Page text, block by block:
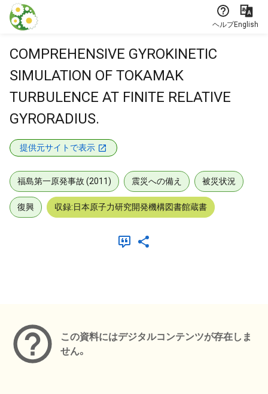
本文に飛ぶ
ヘルプEnglish
COMPREHENSIVE GYROKINETIC
SIMULATION OF TOKAMAK
TURBULENCE AT FINITE RELATIVE
GYRORADIUS.
提供元サイトで表示
福島第一原発事故 (2011) 震災への備え 被災状況
復興 収録:日本原子力研究開発機構図書館蔵書
この資料にはデジタルコンテンツが存在しま
せん。